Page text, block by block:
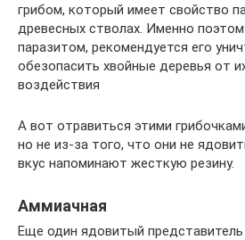
грибом, который имеет свойство
древесных стволах. Именно
паразитом, рекомендуется его
обезопасить хвойные деревья от
воздействия
А вот отравиться этими
но не из-за того, что они не
вкус напоминают жесткую резину.
Аммиачная
Еще один ядовитый представитель